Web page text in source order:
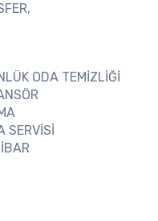
ODA TEMİZLİĞİ
SERVİSİ